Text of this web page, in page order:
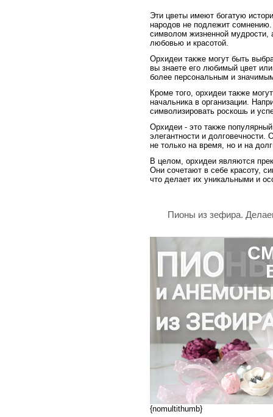
Эти цветы имеют богатую
народов не подлежит
символом жизненной мудрости,
любовью и красотой.
Орхидеи также могут быть
вы знаете его любимый цвет
более персональным и
Кроме того, орхидеи также
начальника в организации.
символизировать роскошь и
Орхидеи - это также
элегантности и долговечности.
не только на время, но и на
В целом, орхидеи являются
Они сочетают в себе красоту,
что делает их уникальными и
Пионы из зефира.
{nomultithumb}